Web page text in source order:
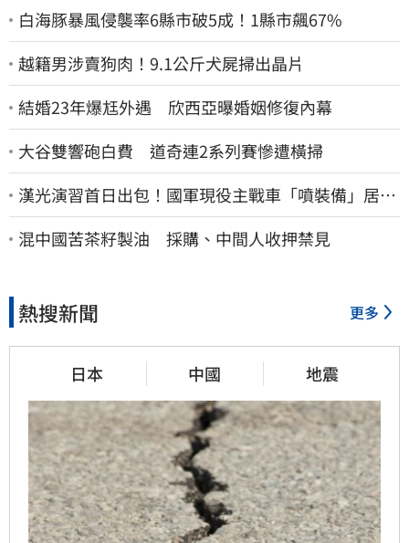
白海豚暴風侵襲率6縣市破5成！1縣市飆67%
越籍男涉賣狗肉！9.1公斤犬屍掃出晶片
結婚23年爆尪外遇 欣西亞曝婚姻修復內幕
大谷雙響砲白費 道奇連2系列賽慘遭橫掃
漢光演習首日出包！國軍現役主戰車「噴裝備」居民
撿到零件…軍方說話了
混中國苦茶籽製油 採購、中間人收押禁見
熱搜新聞 更多
日本 中國 地震